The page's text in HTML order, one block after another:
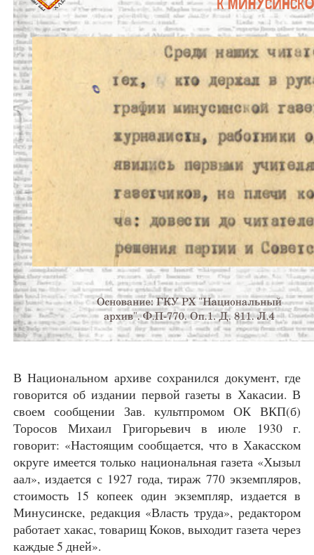
В Национальном архиве сохранился документ, где
говорится об издании первой газеты в Хакасии. В
своем сообщении Зав. культпромом ОК ВКП(б)
Торосов Михаил Григорьевич в июле 1930 г.
говорит: «Настоящим сообщается, что в Хакасском
округе имеется только национальная газета «Хызыл
аал», издается с 1927 года, тираж 770 экземпляров,
стоимость 15 копеек один экземпляр, издается в
Минусинске, редакция «Власть труда», редактором
работает хакас, товарищ Коков, выходит газета через
каждые 5 дней».